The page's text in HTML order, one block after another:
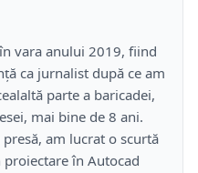
vara anului 2019, fiind
ca jurnalist după ce am
parte a baricadei,
mai bine de 8 ani.
am lucrat o scurtă
în Autocad